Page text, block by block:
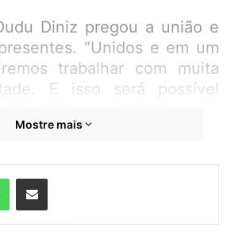
Diniz pregou a união e
“Unidos e em um
trabalhar com muita
E isso será possível
povo, cada comunidade
foi presidida pelo ex-
vereadora Francimar
a todos da mesa, uma
Mostre mais